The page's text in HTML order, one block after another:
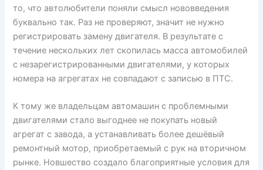
то, что автолюбители поняли смысл нововведения
буквально так. Раз не проверяют, значит не нужно
регистрировать замену двигателя. В результате с
течение нескольких лет скопилась масса автомобилей
с незарегистрированными двигателями, у которых
номера на агрегатах не совпадают с записью в ПТС.
К тому же владельцам автомашин с проблемными
двигателями стало выгоднее не покупать новый
агрегат с завода, а устанавливать более дешёвый
ремонтный мотор, приобретаемый с рук на вторичном
рынке. Новшество создало благоприятные условия для